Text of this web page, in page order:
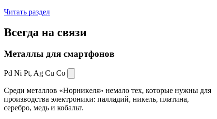
Читать раздел
Всегда на связи
Металлы для смартфонов
Pd Ni Pt, Ag Cu Co
Среди металлов «Норникеля» немало тех, которые нужны для
производства электроники: палладий, никель, платина,
серебро, медь и кобальт.